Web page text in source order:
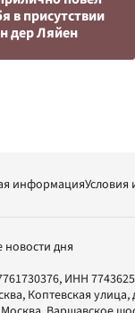
в присутствии
дер Ляйен
информацияУсловия
новости дня
ИНН
Коптевская улица,